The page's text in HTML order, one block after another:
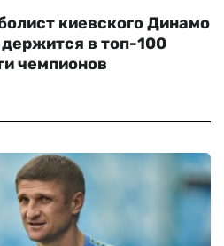
киевского Динамо
в топ-100
чемпионов